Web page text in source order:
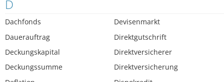
D
Dachfonds
Dauerauftrag
Deckungskapital
Deckungssumme
Devisenmarkt
Direktgutschrift
Direktversicherer
Direktversicherung